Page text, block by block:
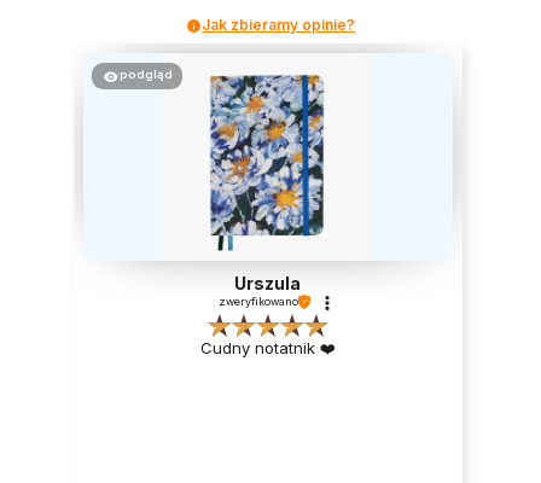
Jak zbieramy opinie?
podgląd
Urszula
zweryfikowano
Cudny notatnik ❤️